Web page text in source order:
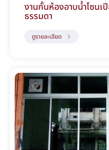
งานกั้นห้องอาบน้ำโซน
ธรรมดา
ดูรายละเอียด